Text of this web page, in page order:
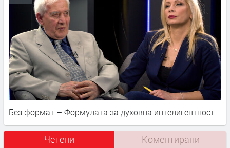
Без формат – Формулата за духовна интелигентност
Четени Коментирани